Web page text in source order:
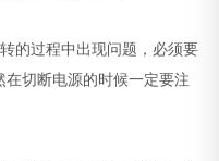
过程中出现问题，必须要
切断电源的时候一定要注